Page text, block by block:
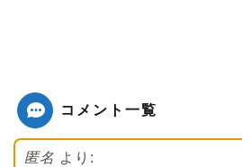
コメント一覧
匿名 より: